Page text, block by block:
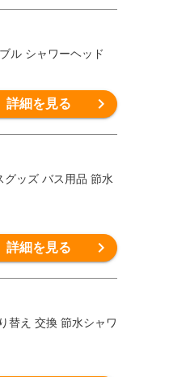
ル シャワーヘッド
詳細を見る
グッズ バス用品 節水
詳細を見る
替え 交換 節水シャワ